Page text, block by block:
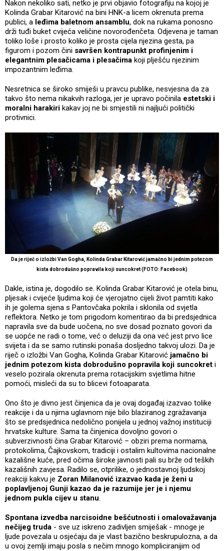
Nakon nekoliko sati, netko je prvi objavio fotografiju na kojoj je
Kolinda Grabar Kitarović na bini HNK-a licem okrenuta prema
publici, a leđima baletnom ansamblu, dok na rukama ponosno
drži tuđi buket cvijeća veličine novorođenčeta. Odjevena je taman
toliko loše i prosto koliko je prosta cijela njezina gesta, pa
figurom i pozom čini savršen kontrapunkt profinjenim i
elegantnim plesačicama i plesačima koji plješću njezinim
impozantnim leđima.
Nesretnica se široko smiješi u pravcu publike, nesvjesna da za
takvo što nema nikakvih razloga, jer je upravo počinila estetski i
moralni harakiri kakav joj ne bi smjestili ni najljući politički
protivnici.
Da je riječ o izložbi Van Gogha, Kolinda Grabar Kitarović jamačno bi jednim potezom
kista dobrodušno popravila koji suncokret (FOTO: Facebook)
Dakle, istina je, dogodilo se. Kolinda Grabar Kitarović je otela binu,
pljesak i cvijeće ljudima koji će vjerojatno cijeli život pamtiti kako
ih je golema sjena s Pantovčaka pokrila i sklonila od svjetla
reflektora. Netko je tom prigodom komentirao da bi predsjednica
napravila sve da bude uočena, no sve dosad poznato govori da
se uopće ne radi o tome, već o deluziji da ona već jest prvo lice
svijeta i da se samo rutinski ponaša dosljedno takvoj ulozi. Da je
riječ o izložbi Van Gogha, Kolinda Grabar Kitarović jamačno bi
jednim potezom kista dobrodušno popravila koji suncokret i
veselo pozirala okrenuta prema rotacijskim svjetlima hitne
pomoći, misleći da su to blicevi fotoaparata.
Ono što je divno jest činjenica da je ovaj događaj izazvao tolike
reakcije i da u njima uglavnom nije bilo blaziranog zgražavanja
što se predsjednica nedolično ponijela u jednoj važnoj instituciji
hrvatske kulture. Sama ta činjenica dovoljno govori o
subverzivnosti čina Grabar Kitarović – obziri prema normama,
protokolima, Čajkovskom, tradiciji i ostalim kultovima nacionalne
kazališne kuće, pred očima široke javnosti pali su brže od teških
kazališnih zavjesa. Radilo se, otprilike, o jednostavnoj ljudskoj
reakciji kakvu je Zoran Milanović izazvao kada je ženi u
poplavljenoj Gunji kazao da je razumije jer je i njemu
jednom pukla cijev u stanu.
Spontana izvedba narcisoidne bešćutnosti i omalovažavanja
nečijeg truda - sve uz iskreno zadivljen smiješak - mnoge je
ljude povezala u osjećaju da je vlast bazično beskrupulozna, a da
u ovoj zemlji imaju posla s nečim mnogo kompliciranijim od